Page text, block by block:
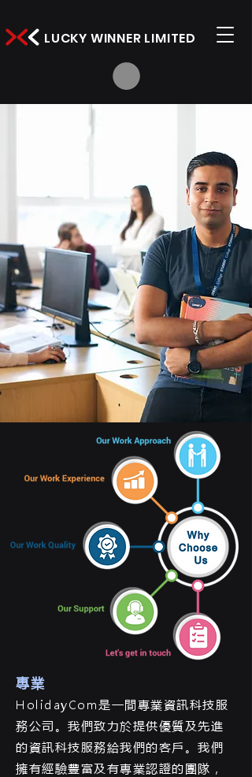
LUCKY WINNER LIMITED
專業
HolidayCom是一間專業資訊科技服
務公司。我們致力於提供優質及先進
的資訊科技服務給我們的客戶。我們
擁有經驗豐富及有專業認證的團隊，